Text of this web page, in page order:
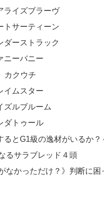
ライズブラーヴ
トサーティーン
ダーストラック
ニーバニー
カクウチ
イムスター
ズルブルーム
ダトゥール
るとG1級の逸材がいるか？
るサラブレッド４頭
なかっただけ？》判断に